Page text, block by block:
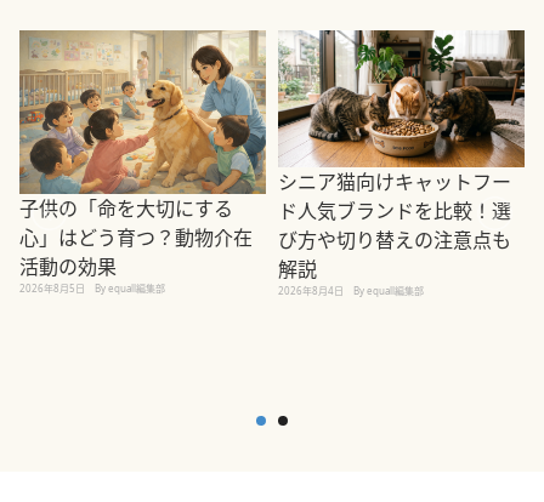
子供の「命を大切にする
心」はどう育つ？動物介在
活動の効果
2026年8月5日 By equall編集部
シニア猫向けキャットフー
ド人気ブランドを比較！選
び方や切り替えの注意点も
解説
2026年8月4日 By equall編集部